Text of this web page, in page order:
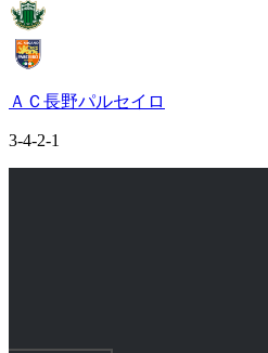
ＡＣ長野パルセイロ
3-4-2-1